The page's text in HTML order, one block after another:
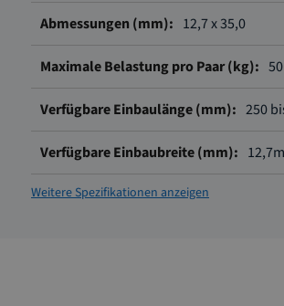
Informationen
12,7 x 35,0
50
250
Weitere Spezifikationen anzeigen